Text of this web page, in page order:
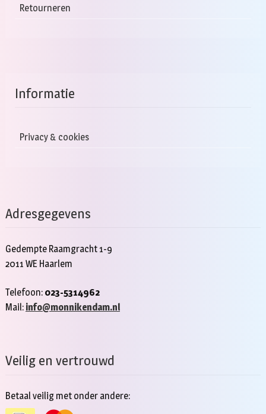
Retourneren
Informatie
Privacy & cookies
Adresgegevens
Gedempte Raamgracht 1-9
2011 WE Haarlem
Telefoon: 023-5314962
Mail: info@monnikendam.nl
Veilig en vertrouwd
Betaal veilig met onder andere: